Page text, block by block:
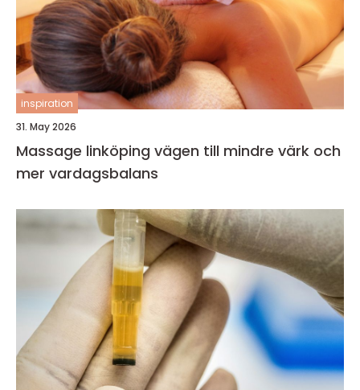
inspiration
31. May 2026
Massage linköping vägen till mindre värk och
mer vardagsbalans